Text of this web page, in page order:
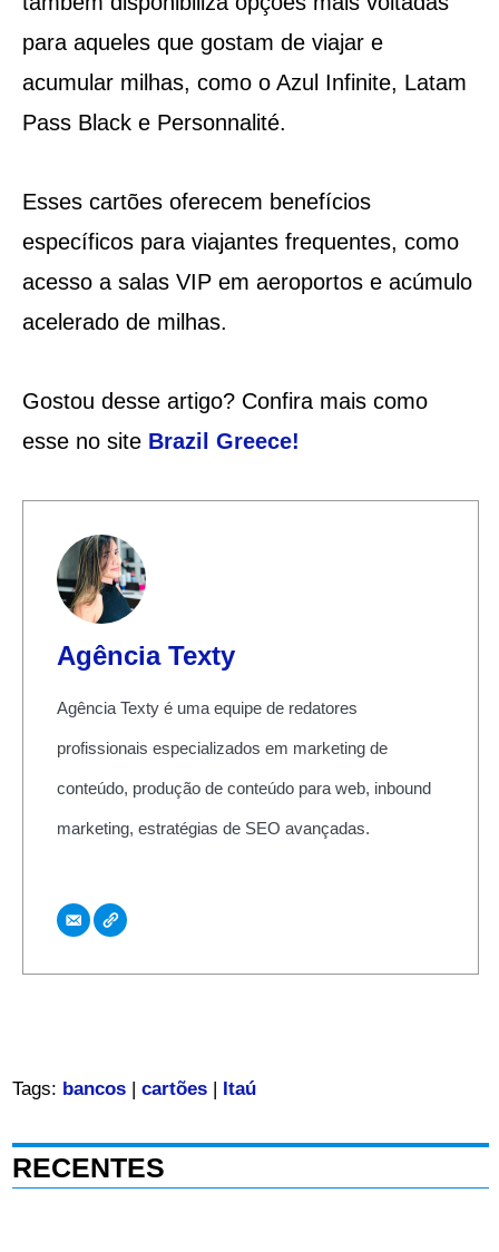
para aqueles que gostam de viajar e
acumular milhas, como o Azul Infinite, Latam
Pass Black e Personnalité.
Esses cartões oferecem benefícios
específicos para viajantes frequentes, como
acesso a salas VIP em aeroportos e acúmulo
acelerado de milhas.
Gostou desse artigo? Confira mais como
esse no site Brazil Greece!
Agência Texty
Agência Texty é uma equipe de redatores
profissionais especializados em marketing de
conteúdo, produção de conteúdo para web, inbound
marketing, estratégias de SEO avançadas.
Tags: bancos| cartões| Itaú
RECENTES